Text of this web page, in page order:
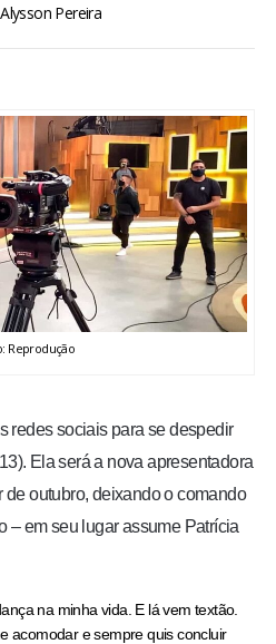
Alysson Pereira
Reprodução
redes sociais para se despedir
Ela será a nova apresentadora
de outubro, deixando o comando
– em seu lugar assume Patrícia
na minha vida. E lá vem textão.
acomodar e sempre quis concluir